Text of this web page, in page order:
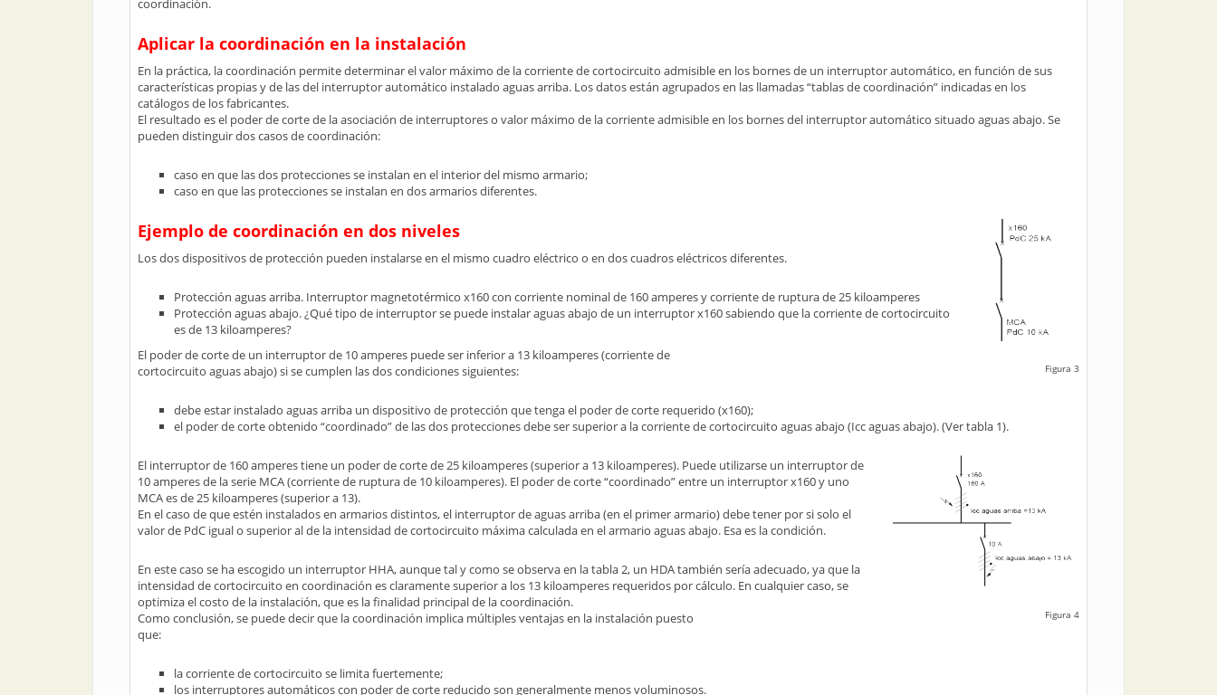
coordinación.
Aplicar la coordinación en la instalación
En la práctica, la coordinación permite determinar el valor máximo de la corriente de cortocircuito admisible en los bornes de un interruptor automático, en función de sus
características propias y de las del interruptor automático instalado aguas arriba. Los datos están agrupados en las llamadas “tablas de coordinación” indicadas en los
catálogos de los fabricantes.
El resultado es el poder de corte de la asociación de interruptores o valor máximo de la corriente admisible en los bornes del interruptor automático situado aguas abajo. Se
pueden distinguir dos casos de coordinación:
caso en que las dos protecciones se instalan en el interior del mismo armario;
caso en que las protecciones se instalan en dos armarios diferentes.
Figura 3
Ejemplo de coordinación en dos niveles
Los dos dispositivos de protección pueden instalarse en el mismo cuadro eléctrico o en dos cuadros eléctricos diferentes.
Protección aguas arriba. Interruptor magnetotérmico x160 con corriente nominal de 160 amperes y corriente de ruptura de 25 kiloamperes
Protección aguas abajo. ¿Qué tipo de interruptor se puede instalar aguas abajo de un interruptor x160 sabiendo que la corriente de cortocircuito
es de 13 kiloamperes?
El poder de corte de un interruptor de 10 amperes puede ser inferior a 13 kiloamperes (corriente de
cortocircuito aguas abajo) si se cumplen las dos condiciones siguientes:
debe estar instalado aguas arriba un dispositivo de protección que tenga el poder de corte requerido (x160);
el poder de corte obtenido “coordinado” de las dos protecciones debe ser superior a la corriente de cortocircuito aguas abajo (Icc aguas abajo). (Ver tabla 1).
Figura 4
El interruptor de 160 amperes tiene un poder de corte de 25 kiloamperes (superior a 13 kiloamperes). Puede utilizarse un interruptor de
10 amperes de la serie MCA (corriente de ruptura de 10 kiloamperes). El poder de corte “coordinado” entre un interruptor x160 y uno
MCA es de 25 kiloamperes (superior a 13).
En el caso de que estén instalados en armarios distintos, el interruptor de aguas arriba (en el primer armario) debe tener por si solo el
valor de PdC igual o superior al de la intensidad de cortocircuito máxima calculada en el armario aguas abajo. Esa es la condición.
En este caso se ha escogido un interruptor HHA, aunque tal y como se observa en la tabla 2, un HDA también sería adecuado, ya que la
intensidad de cortocircuito en coordinación es claramente superior a los 13 kiloamperes requeridos por cálculo. En cualquier caso, se
optimiza el costo de la instalación, que es la finalidad principal de la coordinación.
Como conclusión, se puede decir que la coordinación implica múltiples ventajas en la instalación puesto
que:
la corriente de cortocircuito se limita fuertemente;
los interruptores automáticos con poder de corte reducido son generalmente menos voluminosos.